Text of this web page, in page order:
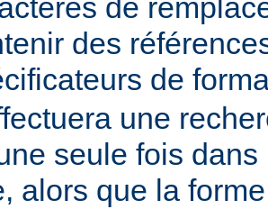
de
des
de
une
seule fois
alors que la